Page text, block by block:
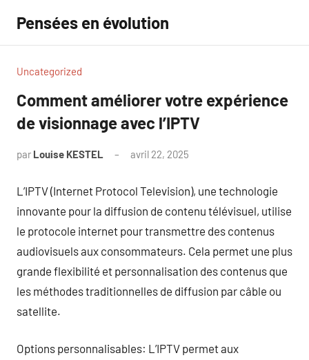
contenu
Pensées en évolution
Uncategorized
Comment améliorer votre expérience
de visionnage avec l’IPTV
par Louise KESTEL avril 22, 2025
L’IPTV (Internet Protocol Television), une technologie
innovante pour la diffusion de contenu télévisuel, utilise
le protocole internet pour transmettre des contenus
audiovisuels aux consommateurs. Cela permet une plus
grande flexibilité et personnalisation des contenus que
les méthodes traditionnelles de diffusion par câble ou
satellite.
Options personnalisables: L’IPTV permet aux